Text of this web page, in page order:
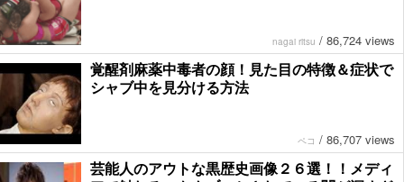
nagai ritsu / 86,724 views
覚醒剤麻薬中毒者の顔！見た目の特徴＆症状で
シャブ中を見分ける方法
ペコ / 86,707 views
芸能人のアウトな黒歴史画像２６選！！メディ